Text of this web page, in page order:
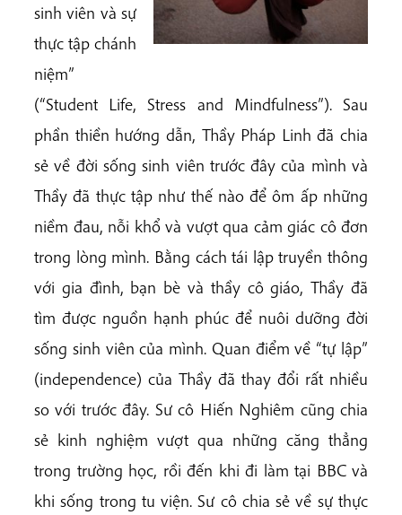
sinh viên và sự
thực tập chánh
niệm”
(“Student Life, Stress and Mindfulness”). Sau
phần thiền hướng dẫn, Thầy Pháp Linh đã chia
sẻ về đời sống sinh viên trước đây của mình và
Thầy đã thực tập như thế nào để ôm ấp những
niềm đau, nỗi khổ và vượt qua cảm giác cô đơn
trong lòng mình. Bằng cách tái lập truyền thông
với gia đình, bạn bè và thầy cô giáo, Thầy đã
tìm được nguồn hạnh phúc để nuôi dưỡng đời
sống sinh viên của mình. Quan điểm về “tự lập”
(independence) của Thầy đã thay đổi rất nhiều
so với trước đây. Sư cô Hiến Nghiêm cũng chia
sẻ kinh nghiệm vượt qua những căng thẳng
trong trường học, rồi đến khi đi làm tại BBC và
khi sống trong tu viện. Sư cô chia sẻ về sự thực